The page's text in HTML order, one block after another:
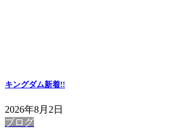
キングダム新着!!
2026年8月2日
ブログ